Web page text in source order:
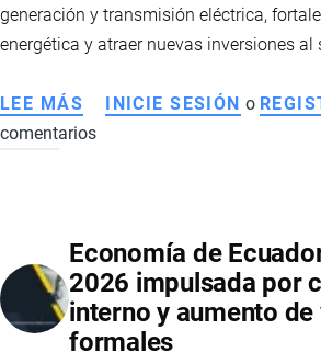
ORGANIZADO
generación y transmisión eléctrica,
energética y atraer nuevas inversiones al
LEE MÁS SOBRE
BANCO
3,5
MILLONES
PARA
FORTALECER
INICIE SESIÓN o
comentarios
Economía de
2026 impulsada por
interno y aumento de
formales